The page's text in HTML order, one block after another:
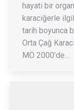
hayati bir
karaciğerle
tarih boyunca
Orta Çağ
MÖ 2000’de…